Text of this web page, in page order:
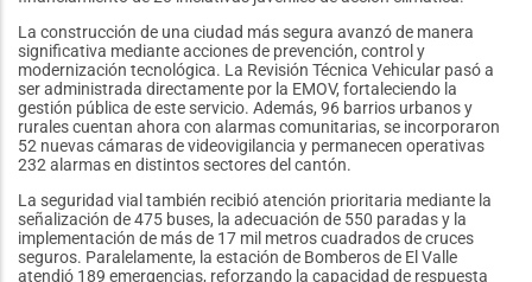
La construcción de una ciudad más segura avanzó de manera
significativa mediante acciones de prevención, control y
modernización tecnológica. La Revisión Técnica Vehicular pasó a
ser administrada directamente por la EMOV, fortaleciendo la
gestión pública de este servicio. Además, 96 barrios urbanos y
rurales cuentan ahora con alarmas comunitarias, se incorporaron
52 nuevas cámaras de videovigilancia y permanecen operativas
232 alarmas en distintos sectores del cantón.
La seguridad vial también recibió atención prioritaria mediante la
señalización de 475 buses, la adecuación de 550 paradas y la
implementación de más de 17 mil metros cuadrados de cruces
seguros. Paralelamente, la estación de Bomberos de El Valle
atendió 189 emergencias, reforzando la capacidad de respuesta